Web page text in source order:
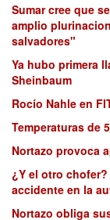
Sumar cree que
amplio
salvadores"
Ya hubo primera
Sheinbaum
Rocío Nahle en
Temperaturas de
Nortazo provoca
¿Y el otro
accidente en la
Nortazo obliga